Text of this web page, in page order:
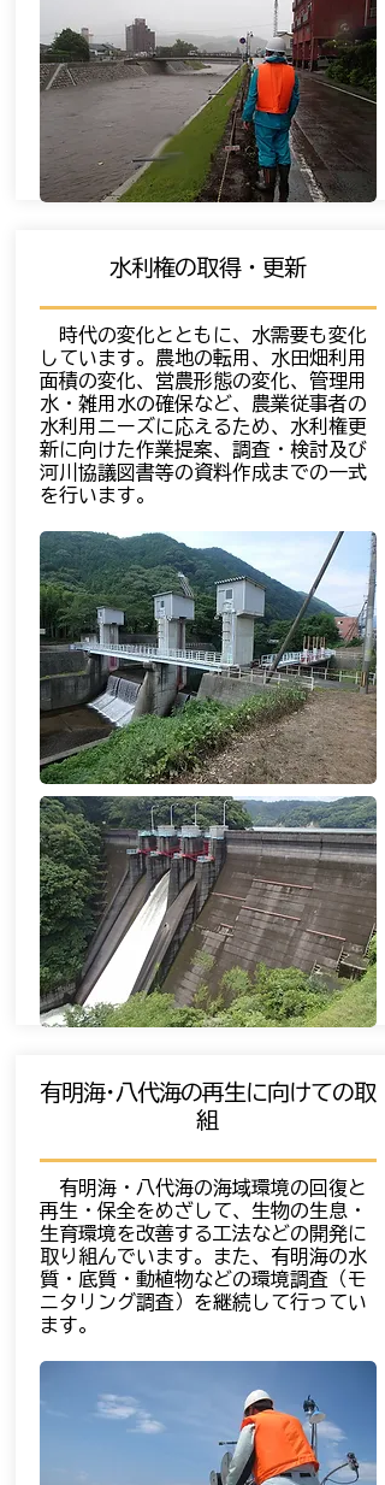
水利権の取得・更新
時代の変化とともに、水需要も変化
しています。農地の転用、水田畑利用
面積の変化、営農形態の変化、管理用
水・雑用水の確保など、農業従事者の
水利用ニーズに応えるため、水利権更
新に向けた作業提案、調査・検討及び
河川協議図書等の資料作成までの一式
を行います。
有明海･八代海の再生に向けての取
組
有明海・八代海の海域環境の回復と
再生・保全をめざして、生物の生息・
生育環境を改善する工法などの開発に
取り組んでいます。また、有明海の水
質・底質・動植物などの環境調査（モ
ニタリング調査）を継続して行ってい
ます。